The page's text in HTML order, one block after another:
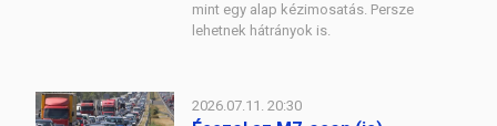
mint egy alap kézimosatás. Persze
lehetnek hátrányok is.
2026.07.11. 20:30